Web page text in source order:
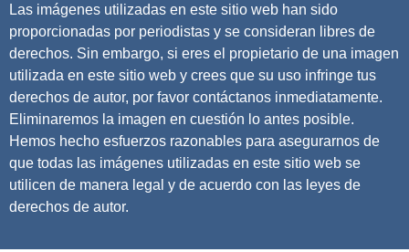
Las imágenes utilizadas en este sitio web han sido
proporcionadas por periodistas y se consideran libres de
derechos. Sin embargo, si eres el propietario de una imagen
utilizada en este sitio web y crees que su uso infringe tus
derechos de autor, por favor contáctanos inmediatamente.
Eliminaremos la imagen en cuestión lo antes posible.
Hemos hecho esfuerzos razonables para asegurarnos de
que todas las imágenes utilizadas en este sitio web se
utilicen de manera legal y de acuerdo con las leyes de
derechos de autor.